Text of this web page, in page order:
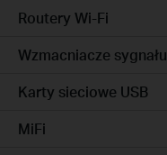
Routery Wi-Fi
Wzmacniacze sygnału
Karty sieciowe USB
MiFi